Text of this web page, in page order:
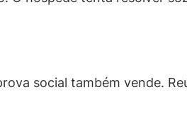
social também vende.